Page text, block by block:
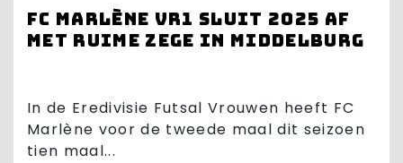
FC Marlène VR1 sluit 2025 af
met ruime zege in Middelburg
In de Eredivisie Futsal Vrouwen heeft FC
Marlène voor de tweede maal dit seizoen
tien maal...